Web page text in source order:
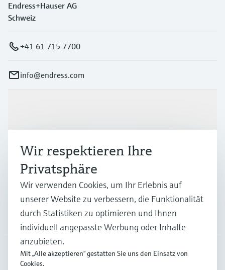
Endress+Hauser AG
Schweiz
+41 61 715 7700
info@endress.com
Branchen
Support
Unternehmen
GLB
Wir respektieren Ihre
Privatsphäre
Wir verwenden Cookies, um Ihr Erlebnis auf
unserer Website zu verbessern, die Funktionalität
durch Statistiken zu optimieren und Ihnen
individuell angepasste Werbung oder Inhalte
anzubieten.
Mit „Alle akzeptieren“ gestatten Sie uns den Einsatz von
Cookies.